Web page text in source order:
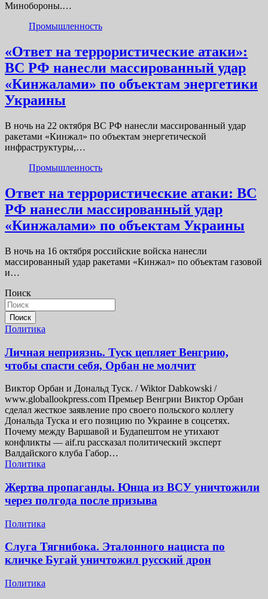
Минобороны.…
Промышленность
«Ответ на террористические атаки»:
ВС РФ нанесли массированный удар
«Кинжалами» по объектам энергетики
Украины
В ночь на 22 октября ВС РФ нанесли массированный удар
ракетами «Кинжал» по объектам энергетической
инфраструктуры,…
Промышленность
Ответ на террористические атаки: ВС
РФ нанесли массированный удар
«Кинжалами» по объектам Украины
В ночь на 16 октября российские войска нанесли
массированный удар ракетами «Кинжал» по объектам газовой
и…
Поиск
Поиск
Политика
Личная неприязнь. Туск цепляет Венгрию,
чтобы спасти себя, Орбан не молчит
Виктор Орбан и Дональд Туск. / Wiktor Dabkowski /
www.globallookpress.com Премьер Венгрии Виктор Орбан
сделал жесткое заявление про своего польского коллегу
Дональда Туска и его позицию по Украине в соцсетях.
Почему между Варшавой и Будапештом не утихают
конфликты — aif.ru рассказал политический эксперт
Валдайского клуба Габор…
Политика
Жертва пропаганды. Юнца из ВСУ уничтожили
через полгода после призыва
Политика
Слуга Тягнибока. Эталонного нациста по
кличке Бугай уничтожил русский дрон
Политика